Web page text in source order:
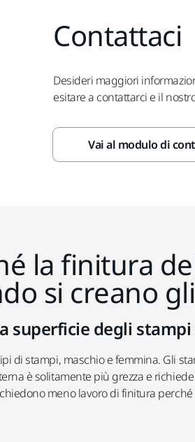
Contattaci
Desideri maggiori
esitare a contattarci e il
Vai al modulo di
la finitura
si creano
superficie degli
di stampi, maschio e femmina. Gli
è solitamente più grezza e
meno lavoro di finitura